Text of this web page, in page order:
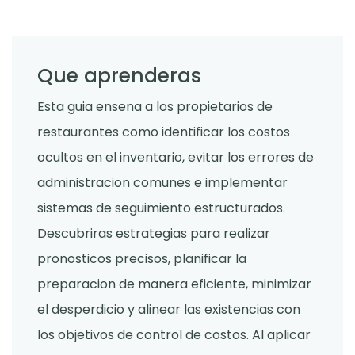
Que aprenderas
Esta guia ensena a los propietarios de
restaurantes como identificar los costos
ocultos en el inventario, evitar los errores de
administracion comunes e implementar
sistemas de seguimiento estructurados.
Descubriras estrategias para realizar
pronosticos precisos, planificar la
preparacion de manera eficiente, minimizar
el desperdicio y alinear las existencias con
los objetivos de control de costos. Al aplicar